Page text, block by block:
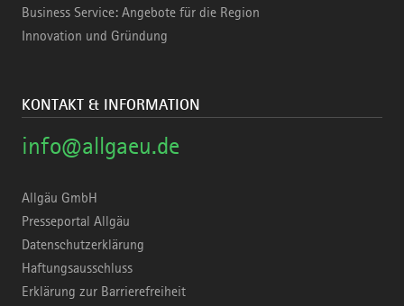
Business Service: Angebote für die Region
Innovation und Gründung
KONTAKT & INFORMATION
info@allgaeu.de
Allgäu GmbH
Presseportal Allgäu
Datenschutzerklärung
Haftungsausschluss
Erklärung zur Barrierefreiheit